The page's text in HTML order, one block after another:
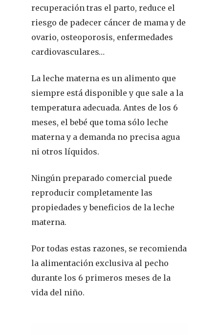
recuperación tras el parto, reduce el
riesgo de padecer cáncer de mama y de
ovario, osteoporosis, enfermedades
cardiovasculares…
La leche materna es un alimento que
siempre está disponible y que sale a la
temperatura adecuada. Antes de los 6
meses, el bebé que toma sólo leche
materna y a demanda no precisa agua
ni otros líquidos.
Ningún preparado comercial puede
reproducir completamente las
propiedades y beneficios de la leche
materna.
Por todas estas razones, se recomienda
la alimentación exclusiva al pecho
durante los 6 primeros meses de la
vida del niño.